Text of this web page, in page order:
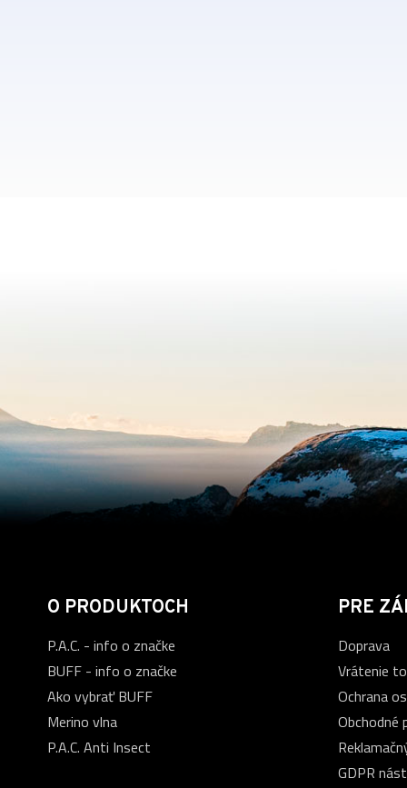
O PRODUKTOCH
P.A.C. - info o značke
BUFF - info o značke
Ako vybrať BUFF
Merino vlna
P.A.C. Anti Insect
PRE
Doprava
Vrátenie
Ochrana
Obchodné
GDPR